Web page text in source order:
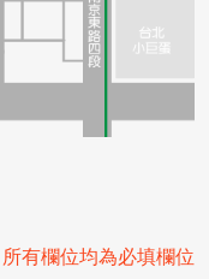
所有欄位均為必填欄位